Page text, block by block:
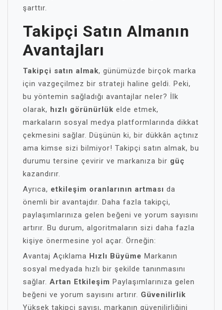
şarttır.
Takipçi Satın Almanın
Avantajları
Takipçi satın almak, günümüzde birçok marka
için vazgeçilmez bir strateji haline geldi. Peki,
bu yöntemin sağladığı avantajlar neler? İlk
olarak, hızlı görünürlük elde etmek,
markaların sosyal medya platformlarında dikkat
çekmesini sağlar. Düşünün ki, bir dükkân açtınız
ama kimse sizi bilmiyor! Takipçi satın almak, bu
durumu tersine çevirir ve markanıza bir güç
kazandırır.
Ayrıca, etkileşim oranlarının artması da
önemli bir avantajdır. Daha fazla takipçi,
paylaşımlarınıza gelen beğeni ve yorum sayısını
artırır. Bu durum, algoritmaların sizi daha fazla
kişiye önermesine yol açar. Örneğin:
Avantaj Açıklama Hızlı Büyüme Markanın
sosyal medyada hızlı bir şekilde tanınmasını
sağlar. Artan Etkileşim Paylaşımlarınıza gelen
beğeni ve yorum sayısını artırır. Güvenilirlik
Yüksek takipçi sayısı, markanın güvenilirliğini